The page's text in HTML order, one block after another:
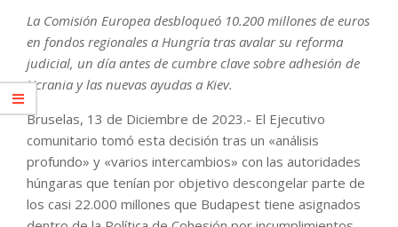
La Comisión Europea desbloqueó 10.200 millones de euros
en fondos regionales a Hungría tras avalar su reforma
judicial, un día antes de cumbre clave sobre adhesión de
Ucrania y las nuevas ayudas a Kiev.
Bruselas, 13 de Diciembre de 2023.- El Ejecutivo
comunitario tomó esta decisión tras un «análisis
profundo» y «varios intercambios» con las autoridades
húngaras que tenían por objetivo descongelar parte de
los casi 22.000 millones que Budapest tiene asignados